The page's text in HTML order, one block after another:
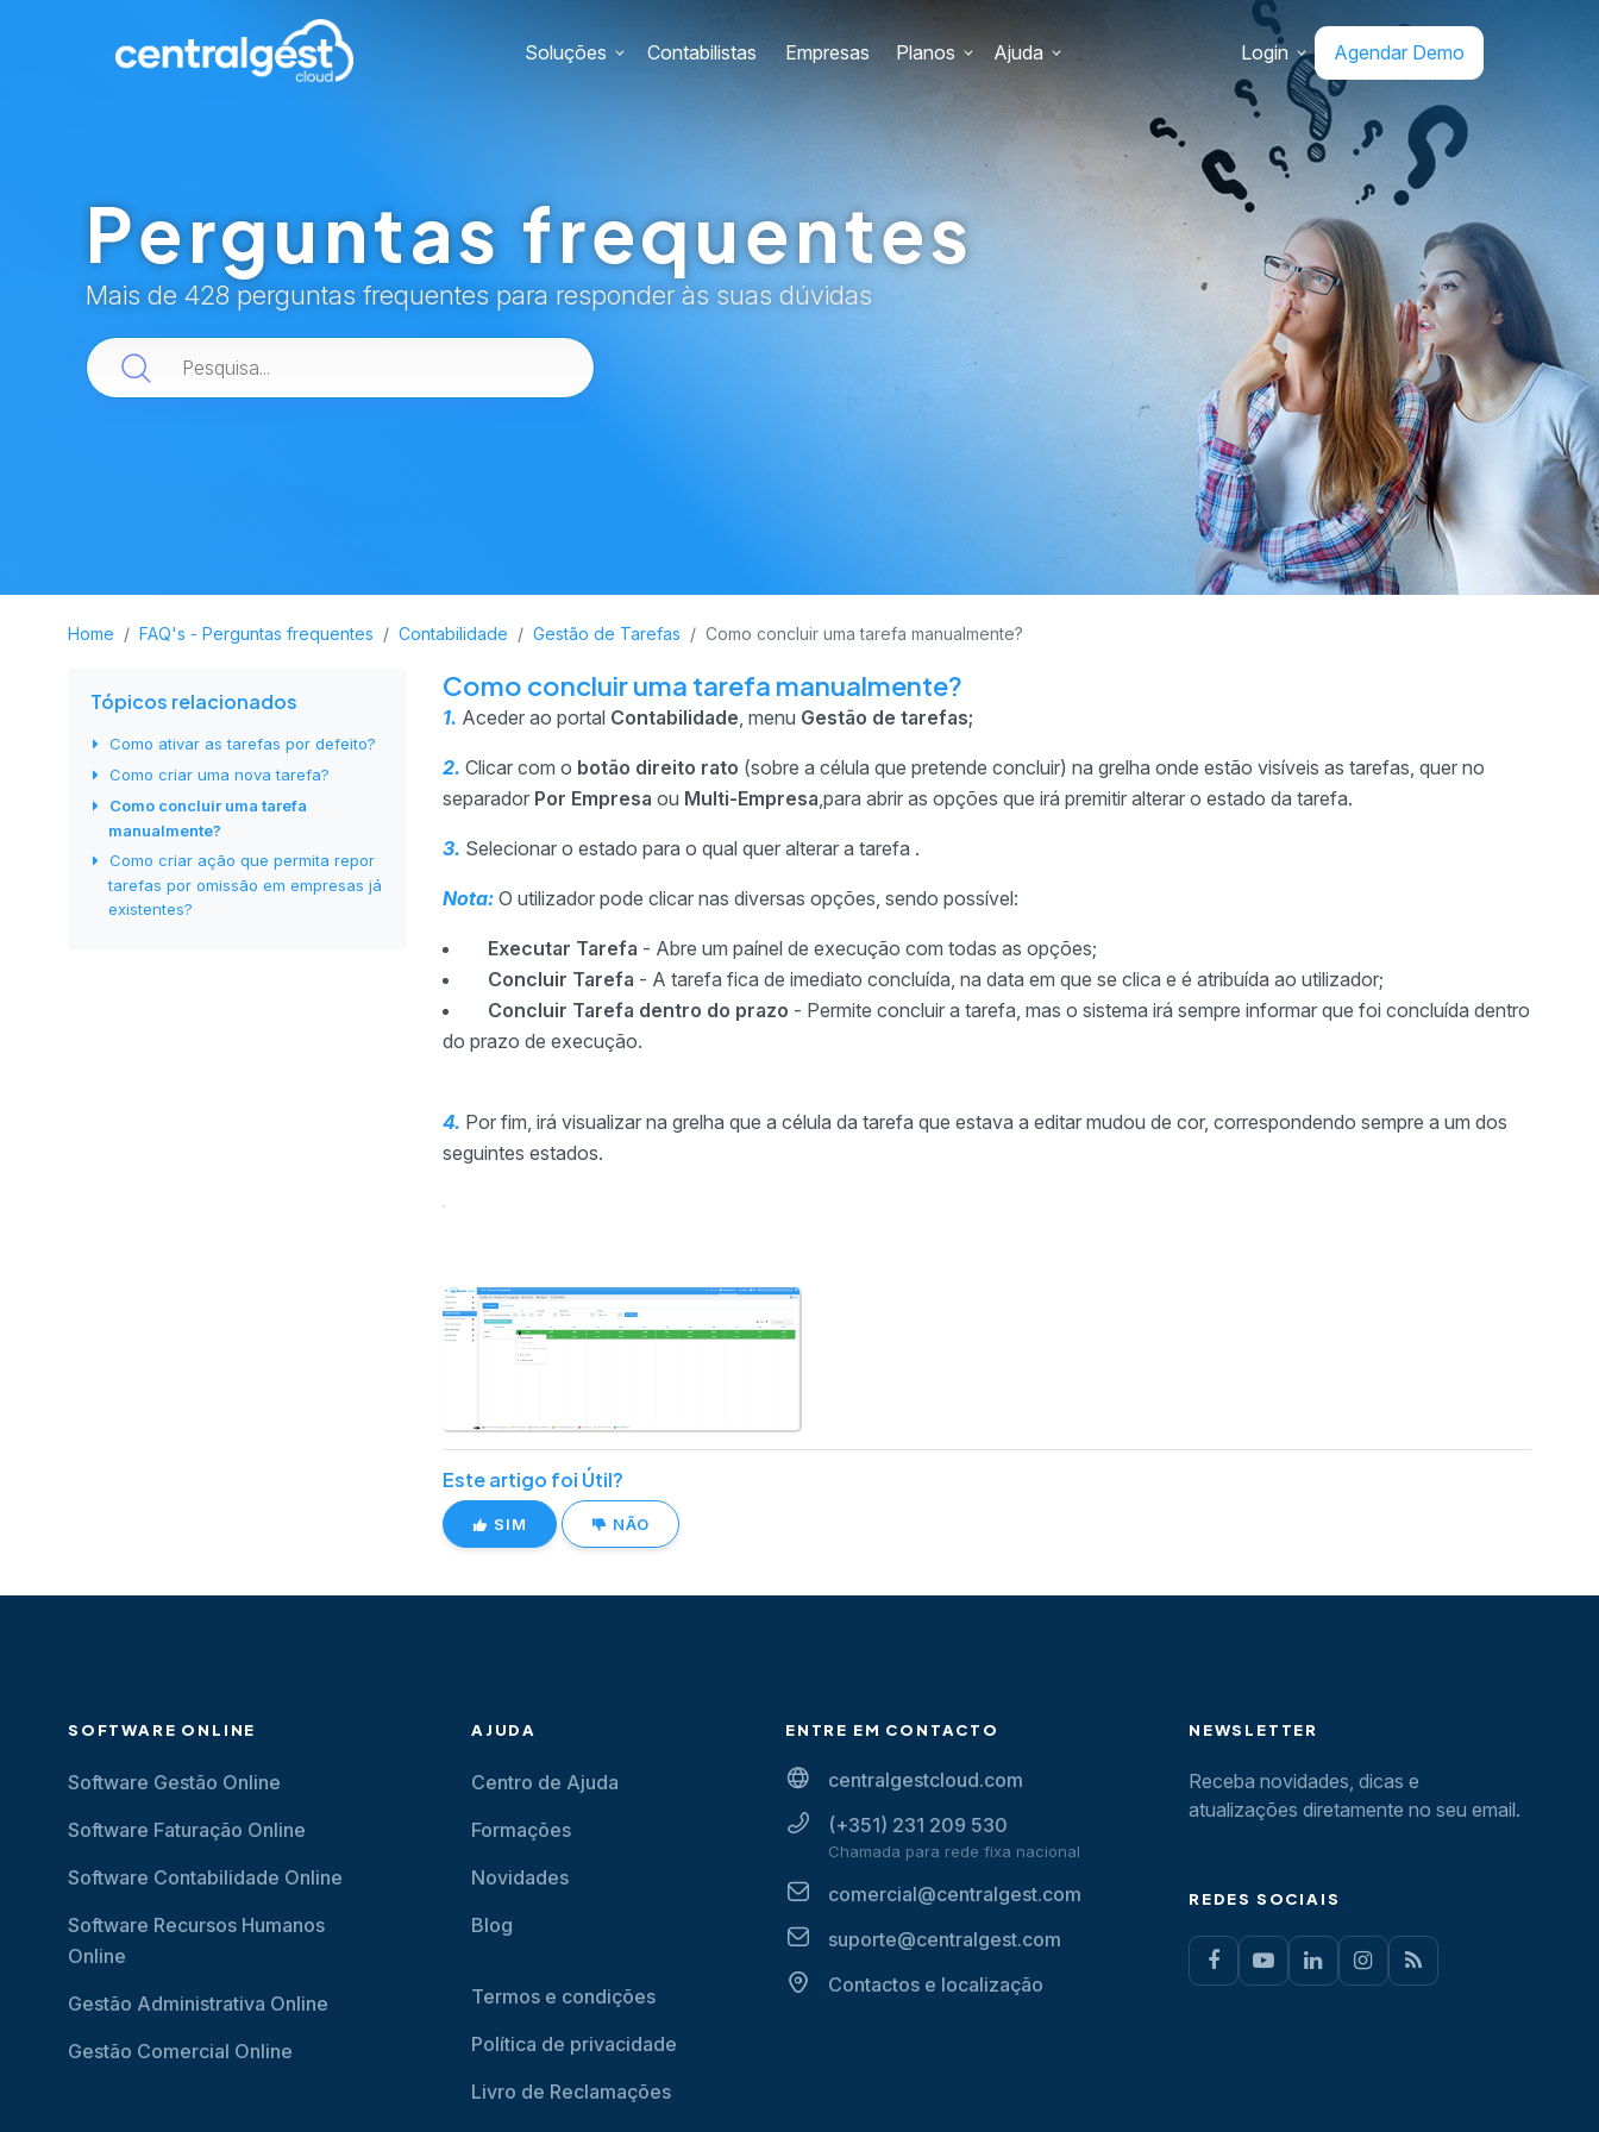
Soluções Contabilistas Empresas Planos Ajuda Login Agendar Demo
Perguntas frequentes
Mais de 428 perguntas frequentes para responder às suas dúvidas
Home FAQ's - Perguntas frequentes Contabilidade Gestão de Tarefas Como concluir uma tarefa manualmente?
Tópicos relacionados
Como ativar as tarefas por defeito?
Como criar uma nova tarefa?
Como concluir uma tarefa
manualmente?
Como criar ação que permita repor
tarefas por omissão em empresas já
existentes?
Como concluir uma tarefa manualmente?
1. Aceder ao portal Contabilidade, menu Gestão de tarefas;
2. Clicar com o botão direito rato (sobre a célula que pretende concluir) na grelha onde estão visíveis as tarefas, quer no
separador Por Empresa ou Multi-Empresa,para abrir as opções que irá premitir alterar o estado da tarefa.
3. Selecionar o estado para o qual quer alterar a tarefa .
Nota: O utilizador pode clicar nas diversas opções, sendo possível:
Executar Tarefa - Abre um paínel de execução com todas as opções;
Concluir Tarefa - A tarefa fica de imediato concluída, na data em que se clica e é atribuída ao utilizador;
Concluir Tarefa dentro do prazo - Permite concluir a tarefa, mas o sistema irá sempre informar que foi concluída dentro
do prazo de execução.
4. Por fim, irá visualizar na grelha que a célula da tarefa que estava a editar mudou de cor, correspondendo sempre a um dos
seguintes estados.
Este artigo foi Útil?
SIM NÃO
SOFTWARE ONLINE
Software Gestão Online
Software Faturação Online
Software Contabilidade Online
Software Recursos Humanos
Online
Gestão Administrativa Online
Gestão Comercial Online
AJUDA
Centro de Ajuda
Formações
Novidades
Blog
Termos e condições
Política de privacidade
Livro de Reclamações
ENTRE EM CONTACTO
centralgestcloud.com
(+351) 231 209 530
Chamada para rede fixa nacional
comercial@centralgest.com
suporte@centralgest.com
Contactos e localização
NEWSLETTER
Receba novidades, dicas e
atualizações diretamente no seu email.
REDES SOCIAIS